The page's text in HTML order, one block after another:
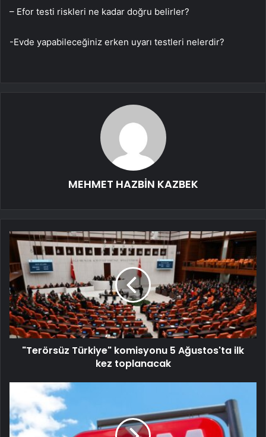
– Efor testi riskleri ne kadar doğru belirler?
-Evde yapabileceğiniz erken uyarı testleri nelerdir?
MEHMET HAZBİN KAZBEK
"Terörsüz Türkiye" komisyonu 5 Ağustos'ta ilk
kez toplanacak